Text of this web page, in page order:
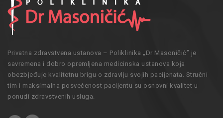
Privatna zdravstvena ustanova – Poliklinika „Dr Masoničić” je
savremena i dobro opremljena medicinska ustanova koja
obezbjeđuje kvalitetnu brigu o zdravlju svojih pacijenata. Stručni
tim i maksimalna posvećenost pacijentu su osnovni kvalitet u
ponudi zdravstvenih usluga.